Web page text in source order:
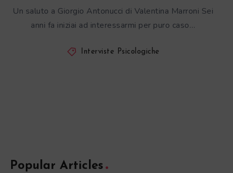
Un saluto a Giorgio Antonucci di Valentina Marroni Sei
anni fa iniziai ad interessarmi per puro caso…
Interviste Psicologiche
Popular Articles